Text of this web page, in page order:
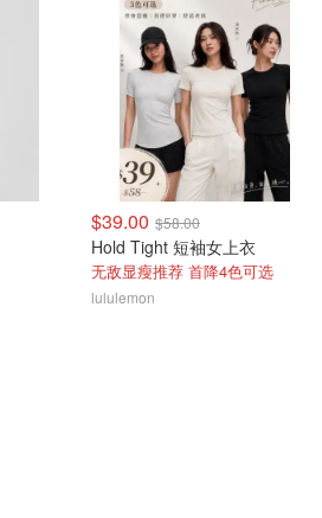
$39.00 $58.00
Hold Tight 短袖女上衣
无敌显瘦推荐 首降4色可选
lululemon